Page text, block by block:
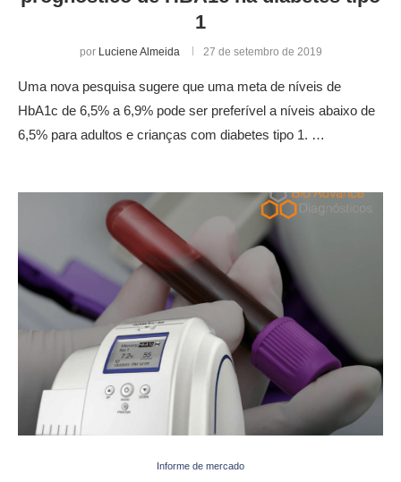
1
por Luciene Almeida 27 de setembro de 2019
Uma nova pesquisa sugere que uma meta de níveis de
HbA1c de 6,5% a 6,9% pode ser preferível a níveis abaixo de
6,5% para adultos e crianças com diabetes tipo 1. …
Informe de mercado